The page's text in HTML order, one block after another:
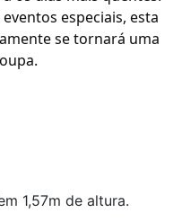
especiais, esta
se tornará uma
1,57m de altura.